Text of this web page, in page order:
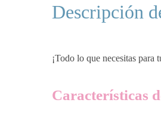
Descripción
¡Todo lo que necesitas para
Características